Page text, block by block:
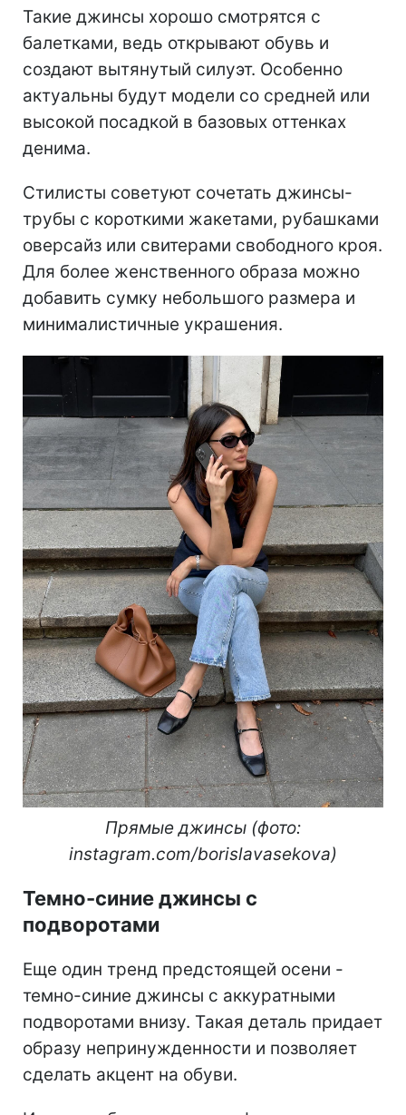
Такие джинсы хорошо смотрятся с
балетками, ведь открывают обувь и
создают вытянутый силуэт. Особенно
актуальны будут модели со средней или
высокой посадкой в базовых оттенках
денима.
Стилисты советуют сочетать джинсы-
трубы с короткими жакетами, рубашками
оверсайз или свитерами свободного кроя.
Для более женственного образа можно
добавить сумку небольшого размера и
минималистичные украшения.
Прямые джинсы (фото:
instagram.com/borislavasekova)
Темно-синие джинсы с
подворотами
Еще один тренд предстоящей осени -
темно-синие джинсы с аккуратными
подворотами внизу. Такая деталь придает
образу непринужденности и позволяет
сделать акцент на обуви.